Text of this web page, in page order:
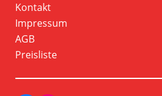
Kontakt
Impressum
AGB
Preisliste